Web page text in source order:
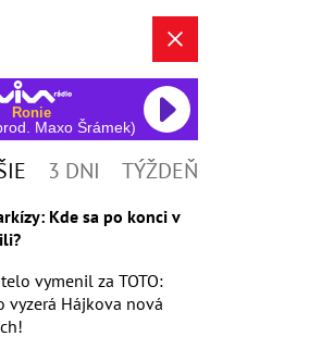
Ronie
Maxo Šrámek)
3 DNI TÝŽDEŇ
Kde sa po konci v
vymenil za TOTO:
vyzerá Hájkova nová